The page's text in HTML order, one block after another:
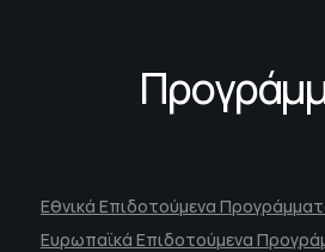
Εθνικά Επιδοτούμενα
Ευρωπαϊκά Επιδοτούμενα